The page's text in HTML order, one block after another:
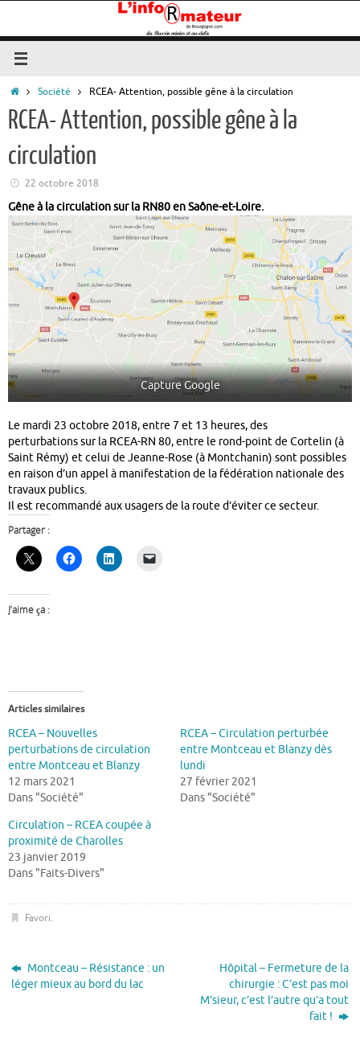
contenu
Accueil
Société RCEA- Attention, possible gêne à la circulation
RCEA- Attention, possible gêne à la
circulation
22 octobre 2018
Gêne à la circulation sur la RN80en Saône-et-Loire.
Capture Google
Le mardi 23 octobre 2018, entre 7 et 13 heures, des
perturbations sur la RCEA-RN 80, entre le rond-point de Cortelin (à
Saint Rémy) et celui de Jeanne-Rose (à Montchanin) sont possibles
en raison d’un appel à manifestation de la fédération nationale des
travaux publics.
Il est recommandé aux usagers de la route d’éviter ce secteur.
Partager :
J’aime ça :
Articles similaires
RCEA – Nouvelles
perturbations de circulation
entre Montceau et Blanzy
12 mars 2021
Dans "Société"
RCEA – Circulation perturbée
entre Montceau et Blanzy dès
lundi
27 février 2021
Dans "Société"
Circulation – RCEA coupée à
proximité de Charolles
23 janvier 2019
Dans "Faits-Divers"
Favori.
Montceau – Résistance : un
léger mieux au bord du lac
Hôpital – Fermeture de la
chirurgie : C’est pas moi
M’sieur, c’est l’autre qu’a tout
fait !